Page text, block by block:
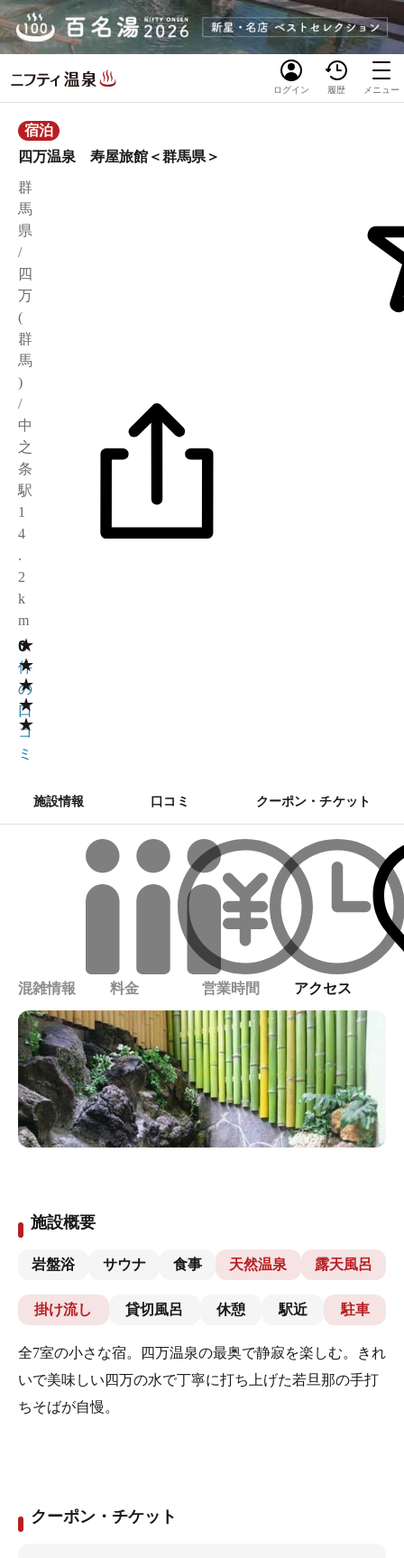
ログイン 履歴 メニュー
宿泊
四万温泉 寿屋旅館＜群馬県＞
群
馬
県
/
四
万
(
群
馬
)
/
中
之
条
駅
1
4
.
2
k
m
★
★
★
★
★
0
0
件
の
口
コ
ミ
施設情報 口コミ クーポン・チケット
混雑情報 料金 営業時間 アクセス
施設概要
岩盤浴 サウナ 食事 天然温泉 露天風呂
掛け流し 貸切風呂 休憩 駅近 駐車
全7室の小さな宿。四万温泉の最奥で静寂を楽しむ。きれ
いで美味しい四万の水で丁寧に打ち上げた若旦那の手打
ちそばが自慢。
クーポン・チケット